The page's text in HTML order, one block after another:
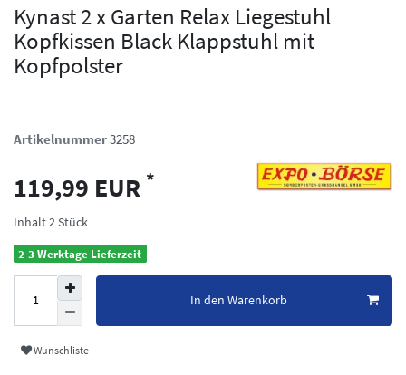
Kynast 2 x Garten Relax Liegestuhl
Kopfkissen Black Klappstuhl mit
Kopfpolster
Artikelnummer3258
119,99 EUR *
Inhalt2 Stück
2-3 Werktage Lieferzeit
In den Warenkorb
Wunschliste